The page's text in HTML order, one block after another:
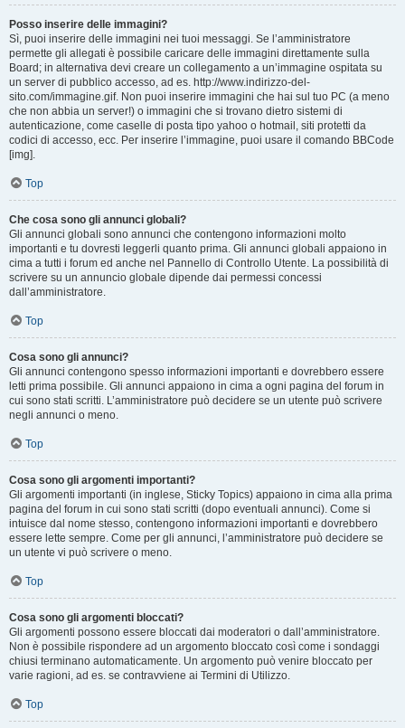
Posso inserire delle immagini?
Sì, puoi inserire delle immagini nei tuoi messaggi. Se l’amministratore
permette gli allegati è possibile caricare delle immagini direttamente sulla
Board; in alternativa devi creare un collegamento a un’immagine ospitata su
un server di pubblico accesso, ad es. http://www.indirizzo-del-
sito.com/immagine.gif. Non puoi inserire immagini che hai sul tuo PC (a meno
che non abbia un server!) o immagini che si trovano dietro sistemi di
autenticazione, come caselle di posta tipo yahoo o hotmail, siti protetti da
codici di accesso, ecc. Per inserire l’immagine, puoi usare il comando BBCode
[img].
Top
Che cosa sono gli annunci globali?
Gli annunci globali sono annunci che contengono informazioni molto
importanti e tu dovresti leggerli quanto prima. Gli annunci globali appaiono in
cima a tutti i forum ed anche nel Pannello di Controllo Utente. La possibilità di
scrivere su un annuncio globale dipende dai permessi concessi
dall’amministratore.
Top
Cosa sono gli annunci?
Gli annunci contengono spesso informazioni importanti e dovrebbero essere
letti prima possibile. Gli annunci appaiono in cima a ogni pagina del forum in
cui sono stati scritti. L’amministratore può decidere se un utente può scrivere
negli annunci o meno.
Top
Cosa sono gli argomenti importanti?
Gli argomenti importanti (in inglese, Sticky Topics) appaiono in cima alla prima
pagina del forum in cui sono stati scritti (dopo eventuali annunci). Come si
intuisce dal nome stesso, contengono informazioni importanti e dovrebbero
essere lette sempre. Come per gli annunci, l’amministratore può decidere se
un utente vi può scrivere o meno.
Top
Cosa sono gli argomenti bloccati?
Gli argomenti possono essere bloccati dai moderatori o dall’amministratore.
Non è possibile rispondere ad un argomento bloccato così come i sondaggi
chiusi terminano automaticamente. Un argomento può venire bloccato per
varie ragioni, ad es. se contravviene ai Termini di Utilizzo.
Top